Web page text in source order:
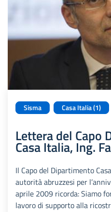
Sisma Casa Italia (1)
Lettera del Capo
Casa Italia, Ing.
Il Capo del Dipartimento
autorità abruzzesi per
aprile 2009 ricorda: Siamo
lavoro di supporto alla